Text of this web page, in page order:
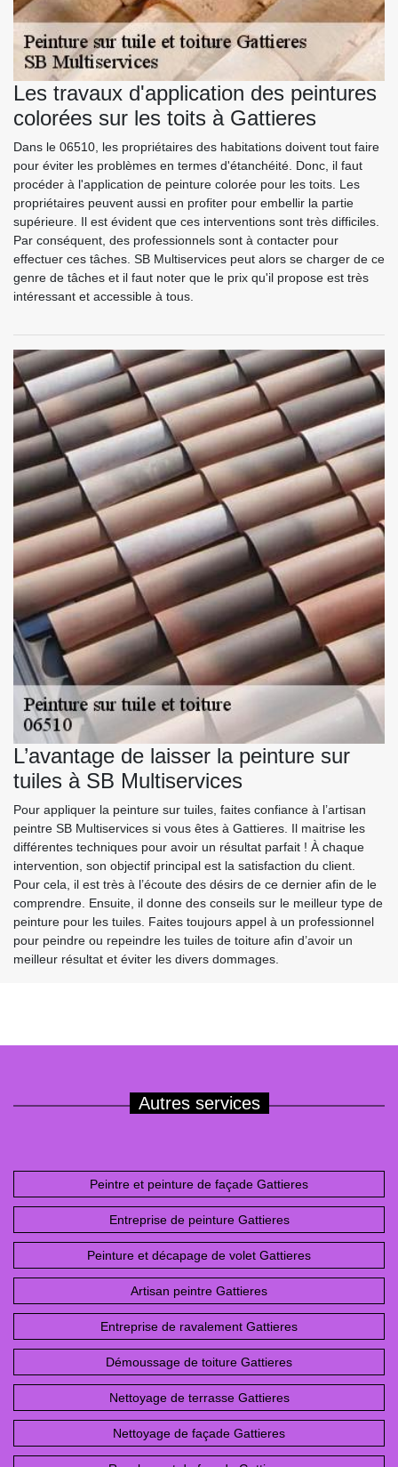
Les travaux d'application des peintures
colorées sur les toits à Gattieres
Dans le 06510, les propriétaires des habitations doivent tout faire
pour éviter les problèmes en termes d'étanchéité. Donc, il faut
procéder à l'application de peinture colorée pour les toits. Les
propriétaires peuvent aussi en profiter pour embellir la partie
supérieure. Il est évident que ces interventions sont très difficiles.
Par conséquent, des professionnels sont à contacter pour
effectuer ces tâches. SB Multiservices peut alors se charger de ce
genre de tâches et il faut noter que le prix qu'il propose est très
intéressant et accessible à tous.
L’avantage de laisser la peinture sur
tuiles à SB Multiservices
Pour appliquer la peinture sur tuiles, faites confiance à l’artisan
peintre SB Multiservices si vous êtes à Gattieres. Il maitrise les
différentes techniques pour avoir un résultat parfait ! À chaque
intervention, son objectif principal est la satisfaction du client.
Pour cela, il est très à l’écoute des désirs de ce dernier afin de le
comprendre. Ensuite, il donne des conseils sur le meilleur type de
peinture pour les tuiles. Faites toujours appel à un professionnel
pour peindre ou repeindre les tuiles de toiture afin d’avoir un
meilleur résultat et éviter les divers dommages.
Autres services
Peintre et peinture de façade Gattieres
Entreprise de peinture Gattieres
Peinture et décapage de volet Gattieres
Artisan peintre Gattieres
Entreprise de ravalement Gattieres
Démoussage de toiture Gattieres
Nettoyage de terrasse Gattieres
Nettoyage de façade Gattieres